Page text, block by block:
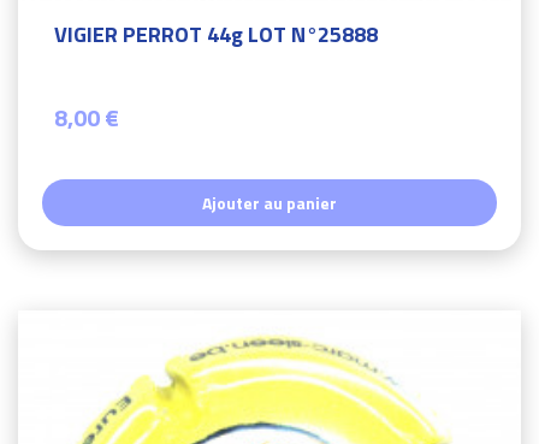
VIGIER PERROT 44g LOT N°25888
8,00 €
Ajouter au panier